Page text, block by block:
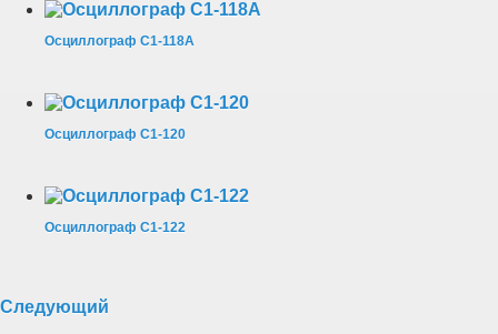
Осциллограф С1-118А
Осциллограф С1-120
Осциллограф С1-122
Следующий